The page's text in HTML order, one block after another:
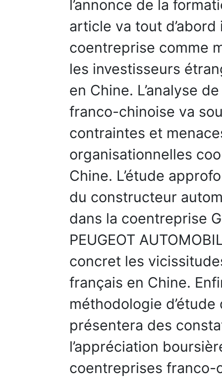
l’annonce de la
article va tout
coentreprise comme
les investisseurs
en Chine. L’analyse
franco-chinoise va
contraintes et
organisationnelles
Chine. L’étude
du constructeur
dans la coentreprise
PEUGEOT
concret les
français en Chine.
méthodologie
présentera des
l’appréciation
coentreprises franco-